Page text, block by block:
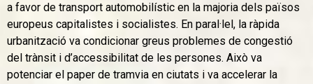
a favor de transport automobilístic en la majoria dels països
europeus capitalistes i socialistes. En paral·lel, la ràpida
urbanització va condicionar greus problemes de congestió
del trànsit i d’accessibilitat de les persones. Això va
potenciar el paper de tramvia en ciutats i va accelerar la